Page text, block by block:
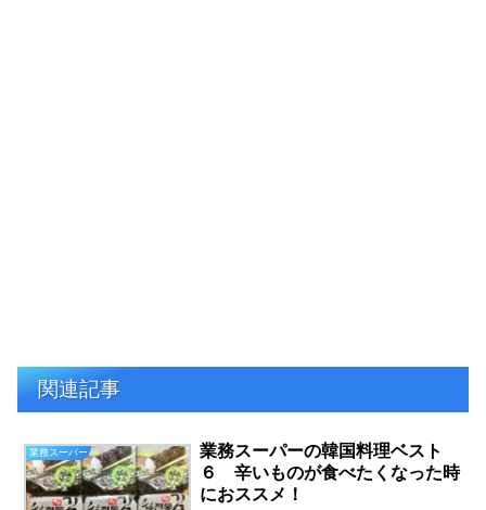
関連記事
業務スーパー
業務スーパーの韓国料理ベスト
６ 辛いものが食べたくなった時
におススメ！